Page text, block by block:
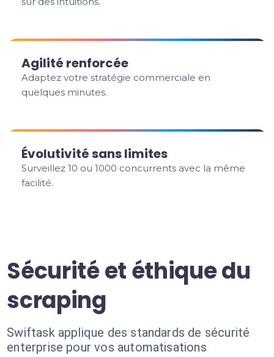
Agilité renforcée
Adaptez votre stratégie commerciale en
quelques minutes.
Évolutivité sans limites
Surveillez 10 ou 1000 concurrents avec la même
facilité.
Sécurité et éthique du
scraping
Swiftask applique des standards de sécurité
enterprise pour vos automatisations